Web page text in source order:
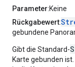
Parameter:Keine
Rückgabewert:
gebundene
Gibt die Standard-
Karte gebunden